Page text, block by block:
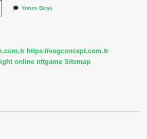
Yorum Bırak
https://vogconcept.com.tr
online nttgame Sitemap